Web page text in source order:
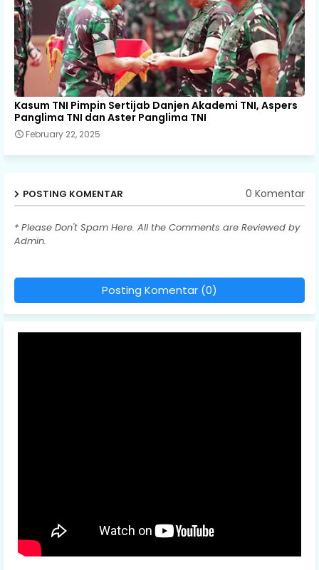
Kasum TNI Pimpin Sertijab Danjen Akademi TNI, Aspers
Panglima TNI dan Aster Panglima TNI
February 22, 2025
POSTING KOMENTAR 0 Komentar
* Please Don't Spam Here. All the Comments are Reviewed by
Admin.
Posting Komentar (0)